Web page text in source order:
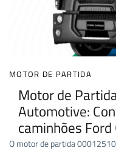
MOTOR DE PARTIDA
Motor de
Automotive:
caminhões Ford
O motor de partida